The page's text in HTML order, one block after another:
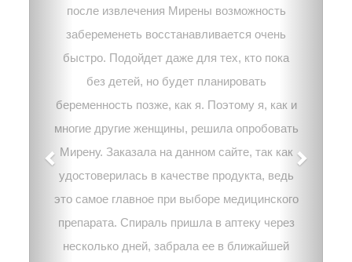
после извлечения Мирены возможность
забеременеть восстанавливается очень
быстро. Подойдет даже для тех, кто пока
без детей, но будет планировать
беременность позже, как я. Поэтому я, как и
многие другие женщины, решила опробовать
Мирену. Заказала на данном сайте, так как
удостоверилась в качестве продукта, ведь
это самое главное при выборе медицинского
препарата. Спираль пришла в аптеку через
несколько дней, забрала ее в ближайшей